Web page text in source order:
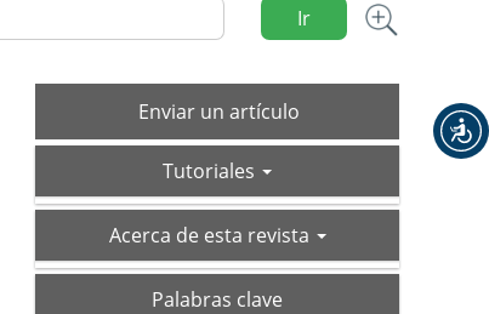
Ir
Enviar
un
Enviar un artículo
Tutoriales
acerca-Acerca de esta revista
Palabras clave